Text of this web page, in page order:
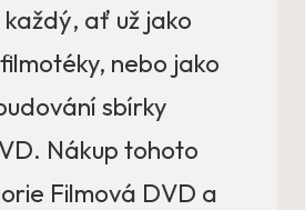
ať už jako
nebo jako
sbírky
Nákup tohoto
Filmová DVD a